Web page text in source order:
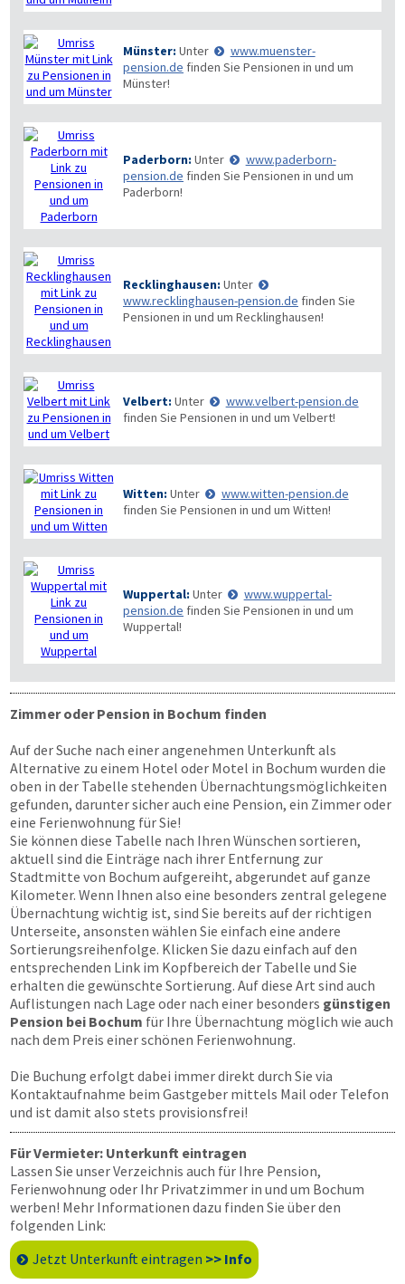
Münster: Unter
www.muenster-
pension.de finden Sie Pensionen in und um
Münster!
Paderborn: Unter
www.paderborn-
pension.de finden Sie Pensionen in und um
Paderborn!
Recklinghausen: Unter
www.recklinghausen-pension.de finden Sie
Pensionen in und um Recklinghausen!
Velbert: Unter
www.velbert-pension.de
finden Sie Pensionen in und um Velbert!
Witten: Unter
www.witten-pension.de
finden Sie Pensionen in und um Witten!
Wuppertal: Unter
www.wuppertal-
pension.de finden Sie Pensionen in und um
Wuppertal!
Zimmer oder Pension in Bochum finden
Auf der Suche nach einer angenehmen Unterkunft als
Alternative zu einem Hotel oder Motel in Bochum wurden die
oben in der Tabelle stehenden Übernachtungsmöglichkeiten
gefunden, darunter sicher auch eine Pension, ein Zimmer oder
eine Ferienwohnung für Sie!
Sie können diese Tabelle nach Ihren Wünschen sortieren,
aktuell sind die Einträge nach ihrer Entfernung zur
Stadtmitte von Bochum aufgereiht, abgerundet auf ganze
Kilometer. Wenn Ihnen also eine besonders zentral gelegene
Übernachtung wichtig ist, sind Sie bereits auf der richtigen
Unterseite, ansonsten wählen Sie einfach eine andere
Sortierungsreihenfolge. Klicken Sie dazu einfach auf den
entsprechenden Link im Kopfbereich der Tabelle und Sie
erhalten die gewünschte Sortierung. Auf diese Art sind auch
Auflistungen nach Lage oder nach einer besonders günstigen
Pension bei Bochum für Ihre Übernachtung möglich wie auch
nach dem Preis einer schönen Ferienwohnung.
Die Buchung erfolgt dabei immer direkt durch Sie via
Kontaktaufnahme beim Gastgeber mittels Mail oder Telefon
und ist damit also stets provisionsfrei!
Für Vermieter: Unterkunft eintragen
Lassen Sie unser Verzeichnis auch für Ihre Pension,
Ferienwohnung oder Ihr Privatzimmer in und um Bochum
werben! Mehr Informationen dazu finden Sie über den
folgenden Link:
Jetzt Unterkunft eintragen >> Info